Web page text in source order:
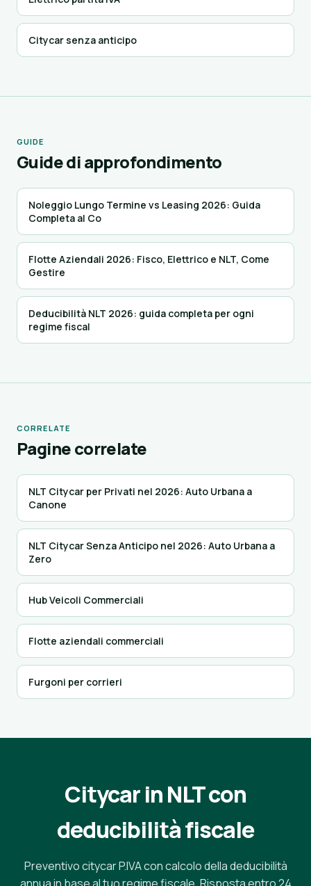
Citycar senza anticipo
GUIDE
Guide di approfondimento
Noleggio Lungo Termine vs Leasing 2026: Guida
Completa al Co
Flotte Aziendali 2026: Fisco, Elettrico e NLT, Come
Gestire
Deducibilità NLT 2026: guida completa per ogni
regime fiscal
CORRELATE
Pagine correlate
NLT Citycar per Privati nel 2026: Auto Urbana a
Canone
NLT Citycar Senza Anticipo nel 2026: Auto Urbana a
Zero
Hub Veicoli Commerciali
Flotte aziendali commerciali
Furgoni per corrieri
Citycar in NLT con
deducibilità fiscale
Preventivo citycar P.IVA con calcolo della deducibilità